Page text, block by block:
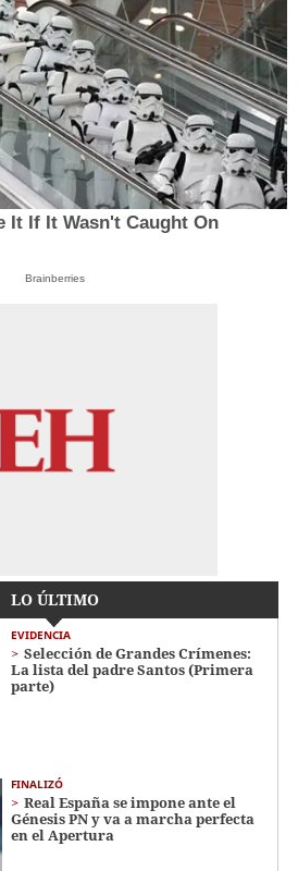
It If It Wasn't Caught On
Brainberries
LO ÚLTIMO
EVIDENCIA
Selección de Grandes Crímenes:
La lista del padre Santos (Primera
parte)
FINALIZÓ
Real España se impone ante el
Génesis PN y va a marcha perfecta
en el Apertura